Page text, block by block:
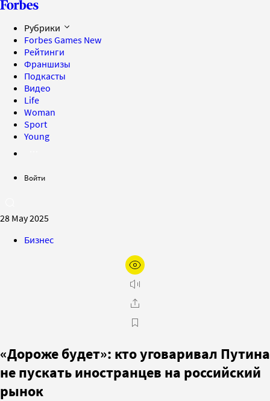
Рубрики
Forbes Games New
Рейтинги
Франшизы
Подкасты
Видео
Life
Woman
Sport
Young
Войти
28 May 2025
Бизнес
«Дороже будет»: кто уговаривал Путина
не пускать иностранцев на российский
рынок